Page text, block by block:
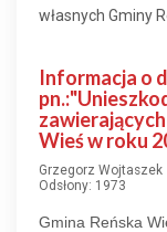
własnych Gminy
Informacja o
Wieś w roku
Grzegorz Wojtaszek
Odsłony: 1973
Gmina Reńska